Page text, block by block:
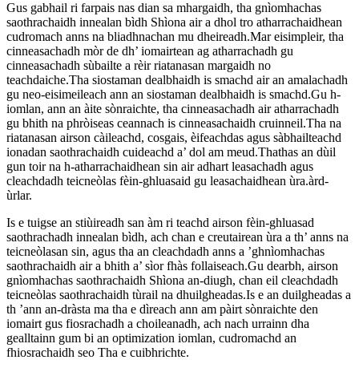
Gus gabhail ri farpais nas dian sa mhargaidh, tha gnìomhachas
saothrachaidh innealan bìdh Shìona air a dhol tro atharrachaidhean
cudromach anns na bliadhnachan mu dheireadh.Mar eisimpleir, tha
cinneasachadh mòr de dh’ iomairtean ag atharrachadh gu
cinneasachadh sùbailte a rèir riatanasan margaidh no
teachdaiche.Tha siostaman dealbhaidh is smachd air an amalachadh
gu neo-eisimeileach ann an siostaman dealbhaidh is smachd.Gu h-
iomlan, ann an àite sònraichte, tha cinneasachadh air atharrachadh
gu bhith na phròiseas ceannach is cinneasachaidh cruinneil.Tha na
riatanasan airson càileachd, cosgais, èifeachdas agus sàbhailteachd
ionadan saothrachaidh cuideachd a’ dol am meud.Thathas an dùil
gun toir na h-atharrachaidhean sin air adhart leasachadh agus
cleachdadh teicneòlas fèin-ghluasaid gu leasachaidhean ùra.àrd-
ùrlar.
Is e tuigse an stiùireadh san àm ri teachd airson fèin-ghluasad
saothrachadh innealan bìdh, ach chan e creutairean ùra a th’ anns na
teicneòlasan sin, agus tha an cleachdadh anns a ’ghnìomhachas
saothrachaidh air a bhith a’ sìor fhàs follaiseach.Gu dearbh, airson
gnìomhachas saothrachaidh Shìona an-diugh, chan eil cleachdadh
teicneòlas saothrachaidh tùrail na dhuilgheadas.Is e an duilgheadas a
th ’ann an-dràsta ma tha e dìreach ann am pàirt sònraichte den
iomairt gus fiosrachadh a choileanadh, ach nach urrainn dha
gealltainn gum bi an optimization iomlan, cudromachd an
fhiosrachaidh seo Tha e cuibhrichte.